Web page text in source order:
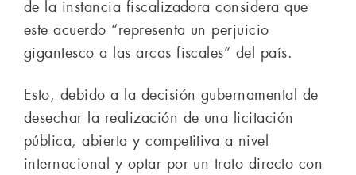
de la instancia fiscalizadora considera que
este acuerdo “representa un perjuicio
gigantesco a las arcas fiscales” del país.
Esto, debido a la decisión gubernamental de
desechar la realización de una licitación
pública, abierta y competitiva a nivel
internacional y optar por un trato directo con